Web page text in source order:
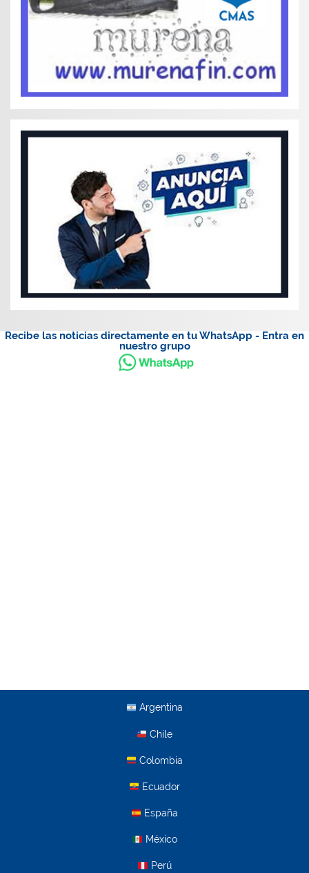
Recibe las noticias directamente en tu WhatsApp - Entra en
nuestro grupo
Argentina
Chile
Colombia
Ecuador
España
México
Perú